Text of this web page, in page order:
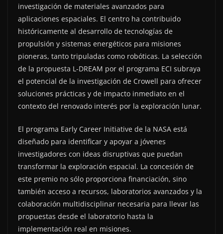
investigación de materiales avanzados para
aplicaciones espaciales. El centro ha contribuido
históricamente al desarrollo de tecnologías de
propulsión y sistemas energéticos para misiones
pioneras, tanto tripuladas como robóticas. La selección
de la propuesta L-DREAM por el programa ECI subraya
el potencial de la investigación de Crowell para ofrecer
soluciones prácticas y de impacto inmediato en el
contexto del renovado interés por la exploración lunar.
El programa Early Career Initiative de la NASA está
diseñado para identificar y apoyar a jóvenes
investigadores con ideas disruptivas que puedan
transformar la exploración espacial. La concesión de
este premio no sólo proporciona financiación, sino
también acceso a recursos, laboratorios avanzados y la
colaboración multidisciplinar necesaria para llevar las
propuestas desde el laboratorio hasta la
implementación real en misiones.